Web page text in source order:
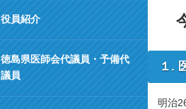
１.
明治
役員紹介
徳島県医師会代議員・予備代
議員